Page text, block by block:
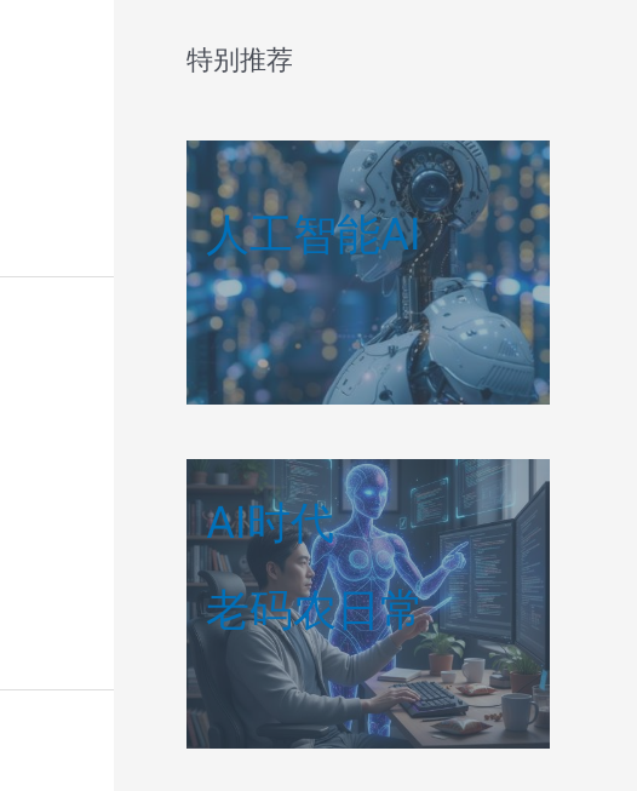
特别推荐
人工智能AI
AI时代
老码农日常